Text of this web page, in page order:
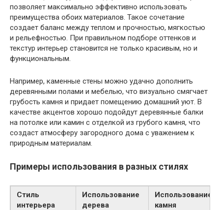
позволяет максимально эффективно использовать
преимущества обоих материалов. Такое сочетание
создает баланс между теплом и прочностью, мягкостью
и рельефностью. При правильном подборе оттенков и
текстур интерьер становится не только красивым, но и
функциональным.
Например, каменные стены можно удачно дополнить
деревянными полами и мебелью, что визуально смягчает
грубость камня и придает помещению домашний уют. В
качестве акцентов хорошо подойдут деревянные балки
на потолке или камин с отделкой из грубого камня, что
создаст атмосферу загородного дома с уважением к
природным материалам.
Примеры использования в разных стилях
Стиль
интерьера
Использование
дерева
Использование
камня